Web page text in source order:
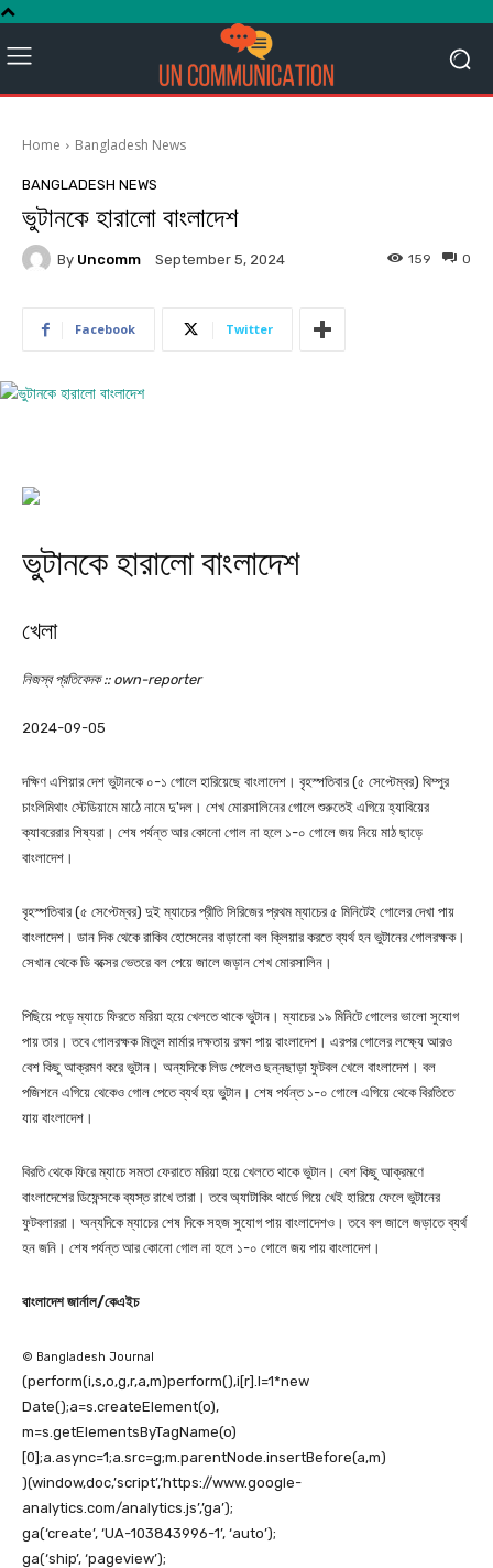
Home Bangladesh News
BANGLADESH NEWS
ভুটানকে হারালো বাংলাদেশ
By Uncomm September 5, 2024 0
159
Facebook Twitter
ভুটানকে হারালো বাংলাদেশ
খেলা
নিজস্ব প্রতিবেদক :: own-reporter
2024-09-05
দক্ষিণ এশিয়ার দেশ ভুটানকে ০-১ গোলে হারিয়েছে বাংলাদেশ। বৃহস্পতিবার (৫ সেপ্টেম্বর) থিম্পুর
চাংলিমিথাং স্টেডিয়ামে মাঠে নামে দু'দল। শেখ মোরসালিনের গোলে শুরুতেই এগিয়ে হ্যাবিয়ের
ক্যাবরেরার শিষ্যরা। শেষ পর্যন্ত আর কোনো গোল না হলে ১-০ গোলে জয় নিয়ে মাঠ ছাড়ে
বাংলাদেশ।
বৃহস্পতিবার (৫ সেপ্টেম্বর) দুই ম্যাচের প্রীতি সিরিজের প্রথম ম্যাচের ৫ মিনিটেই গোলের দেখা পায়
বাংলাদেশ। ডান দিক থেকে রাকিব হোসেনের বাড়ানো বল ক্লিয়ার করতে ব্যর্থ হন ভুটানের গোলরক্ষক।
সেখান থেকে ডি বক্সের ভেতরে বল পেয়ে জালে জড়ান শেখ মোরসালিন।
পিছিয়ে পড়ে ম্যাচে ফিরতে মরিয়া হয়ে খেলতে থাকে ভুটান। ম্যাচের ১৯ মিনিটে গোলের ভালো সুযোগ
পায় তার। তবে গোলরক্ষক মিতুল মার্মার দক্ষতায় রক্ষা পায় বাংলাদেশ। এরপর গোলের লক্ষ্যে আরও
বেশ কিছু আক্রমণ করে ভুটান। অন্যদিকে লিড পেলেও ছন্নছাড়া ফুটবল খেলে বাংলাদেশ। বল
পজিশনে এগিয়ে থেকেও গোল পেতে ব্যর্থ হয় ভুটান। শেষ পর্যন্ত ১-০ গোলে এগিয়ে থেকে বিরতিতে
যায় বাংলাদেশ।
বিরতি থেকে ফিরে ম্যাচে সমতা ফেরাতে মরিয়া হয়ে খেলতে থাকে ভুটান। বেশ কিছু আক্রমণে
বাংলাদেশের ডিফেন্সকে ব্যস্ত রাখে তারা। তবে অ্যাটাকিং থার্ডে গিয়ে খেই হারিয়ে ফেলে ভুটানের
ফুটবলাররা। অন্যদিকে ম্যাচের শেষ দিকে সহজ সুযোগ পায় বাংলাদেশও। তবে বল জালে জড়াতে ব্যর্থ
হন জনি। শেষ পর্যন্ত আর কোনো গোল না হলে ১-০ গোলে জয় পায় বাংলাদেশ।
বাংলাদেশ জার্নাল/কেএইচ
© Bangladesh Journal
(perform(i,s,o,g,r,a,m)perform(),i[r].l=1*new
Date();a=s.createElement(o),
m=s.getElementsByTagName(o)
[0];a.async=1;a.src=g;m.parentNode.insertBefore(a,m)
)(window,doc,’script’,’https://www.google-
analytics.com/analytics.js’,’ga’);
ga(‘create’, ‘UA-103843996-1’, ‘auto’);
ga(‘ship’, ‘pageview’);